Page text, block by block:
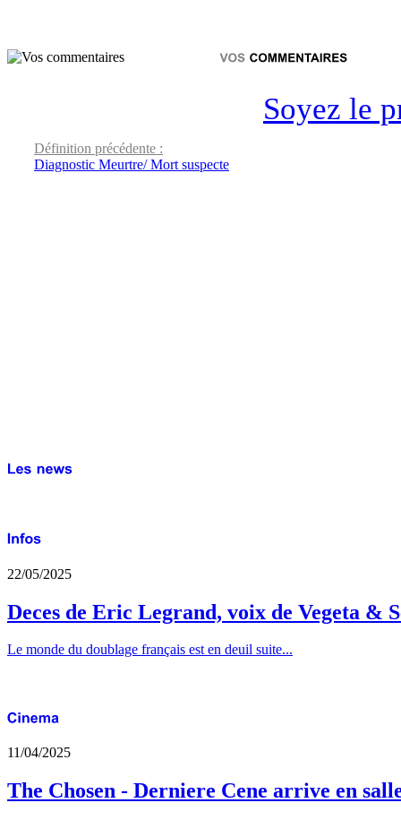
Soyez le
Définition précédente :
Diagnostic Meurtre/ Mort suspecte
22/05/2025
Deces de Eric Legrand, voix de Vegeta &
Le monde du doublage français est en deuil suite...
11/04/2025
The Chosen - Derniere Cene arrive en